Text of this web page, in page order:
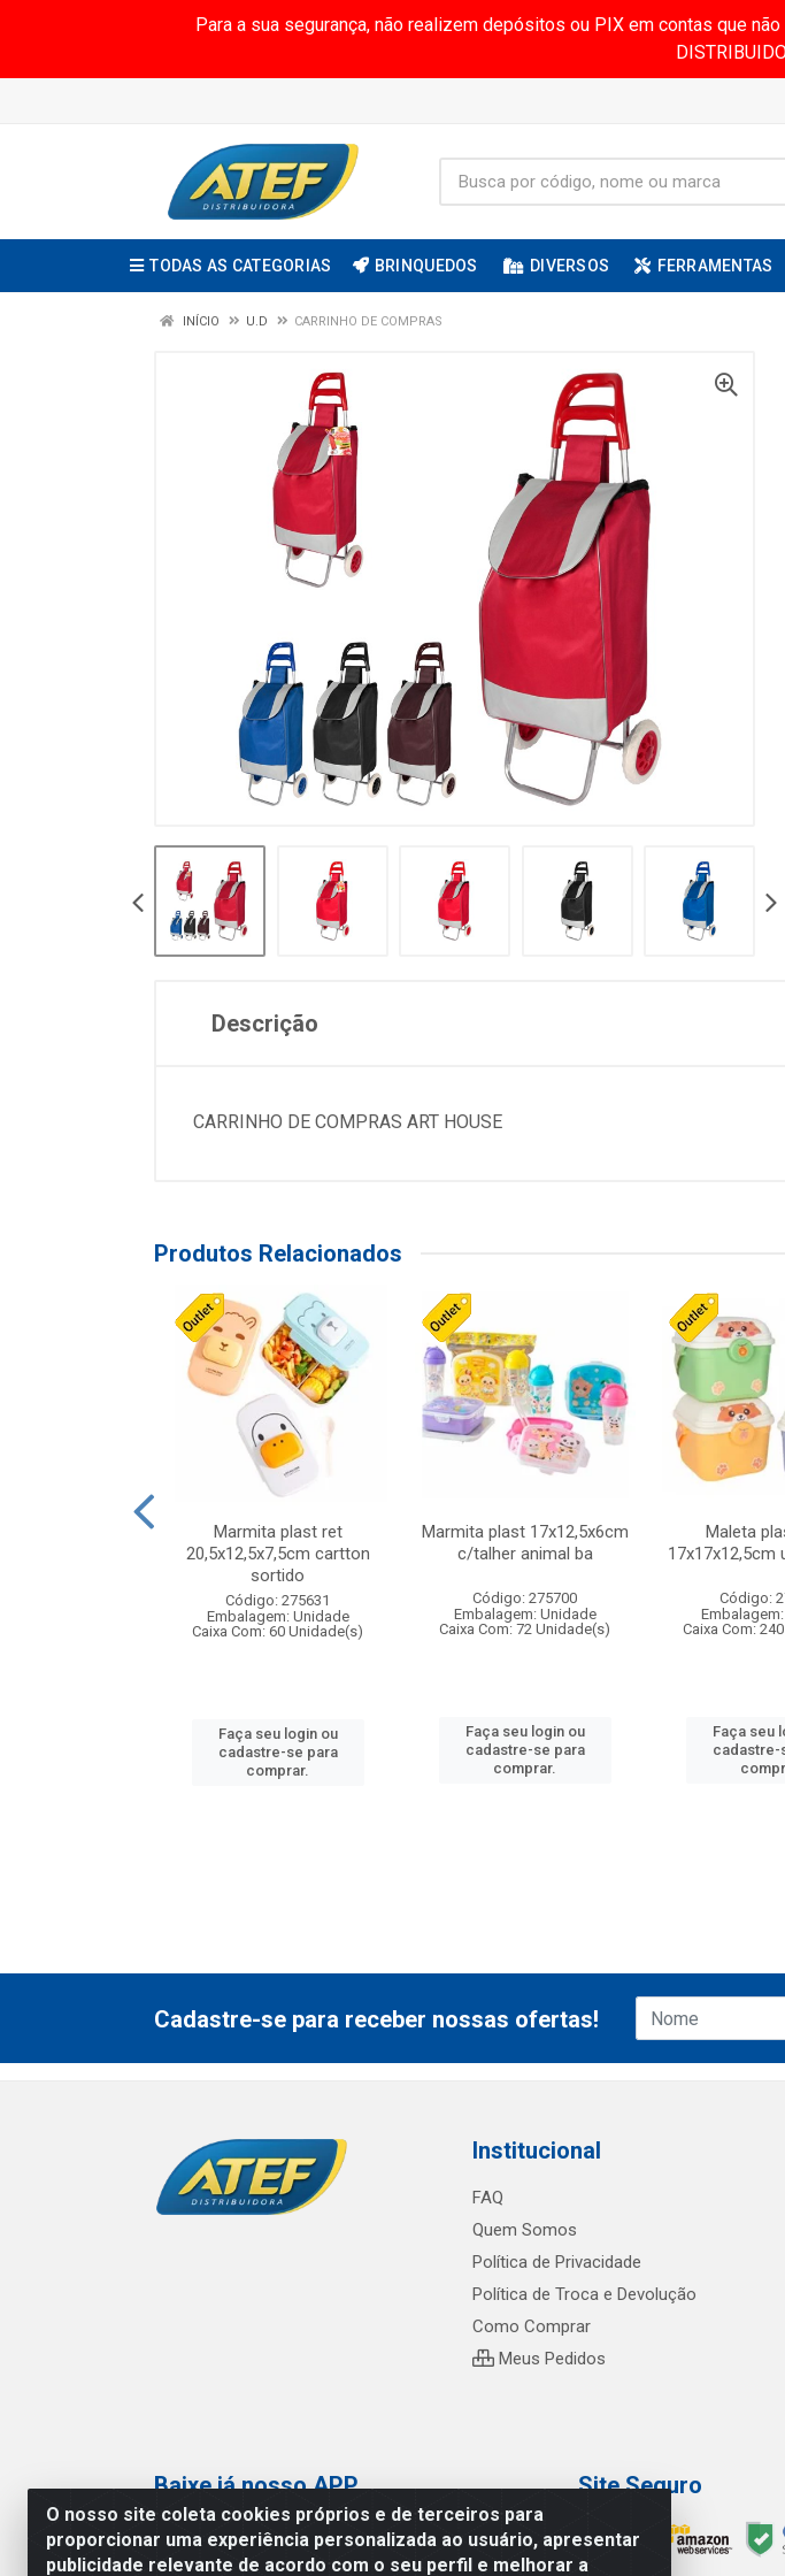
Para a sua segurança, não realizem depósitos ou PIX em contas que
TODAS AS CATEGORIAS BRINQUEDOS DIVERSOS FERRAMENTAS
INÍCIO U.D CARRINHO DE COMPRAS
Descrição
CARRINHO DE COMPRAS ART HOUSE
Produtos Relacionados
Marmita plast ret
20,5x12,5x7,5cm cartton
sortido
Código: 275631
Embalagem: Unidade
Caixa Com: 60 Unidade(s)
Faça seu login ou
cadastre-se para
comprar.
Marmita plast 17x12,5x6cm
c/talher animal ba
Código: 275700
Embalagem: Unidade
Caixa Com: 72 Unidade(s)
Faça seu login ou
cadastre-se para
comprar.
Maleta
17x17x12,5cm
Código:
Caixa Com:
Faça seu
cadastre-
O nosso site coleta cookies próprios e de terceiros para
proporcionar uma experiência personalizada ao usuário, apresentar
publicidade relevante de acordo com o seu perfil e melhorar a
Cadastre-se para receber nossas ofertas!
Institucional
FAQ
Quem Somos
Política de Privacidade
Política de Troca e Devolução
Como Comprar
Meus Pedidos
Baixe já nosso APP Site Seguro